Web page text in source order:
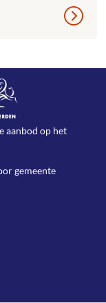
aanbod op het
gemeente